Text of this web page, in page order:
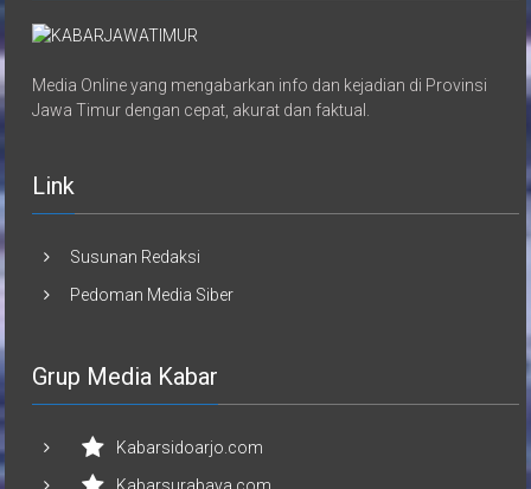
Media Online yang mengabarkan info dan kejadian di Provinsi
Jawa Timur dengan cepat, akurat dan faktual.
Link
Susunan Redaksi
Pedoman Media Siber
Grup Media Kabar
Kabarsidoarjo.com